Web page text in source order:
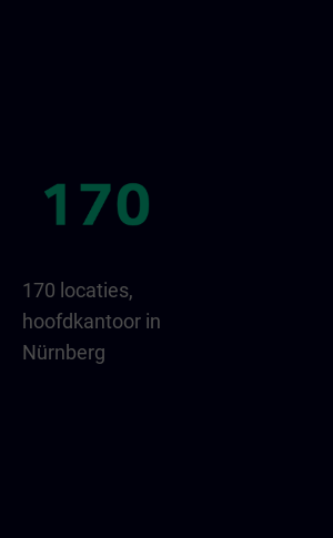
170 locaties,
hoofdkantoor in
Nürnberg